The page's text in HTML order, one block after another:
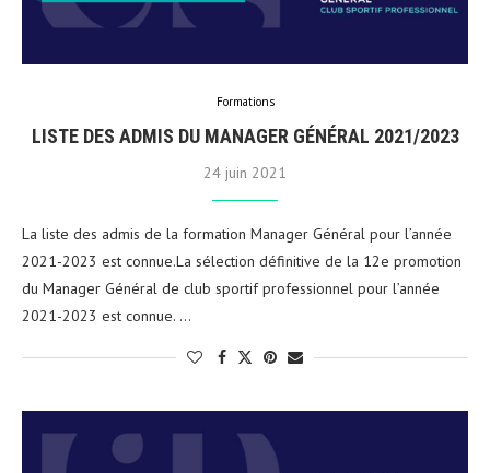
Formations
LISTE DES ADMIS DU MANAGER GÉNÉRAL 2021/2023
24 juin 2021
La liste des admis de la formation Manager Général pour l’année
2021-2023 est connue.La sélection définitive de la 12e promotion
du Manager Général de club sportif professionnel pour l’année
2021-2023 est connue. …